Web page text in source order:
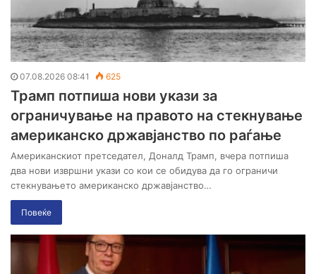
07.08.2026 08:41 625
Трамп потпиша нови укази за
ограничување на правото на стекнување
американско државјанство по раѓање
Американскиот претседател, Доналд Трамп, вчера потпиша
два нови извршни укази со кои се обидува да го ограничи
стекнувањето американско државјанство…
Повеќе